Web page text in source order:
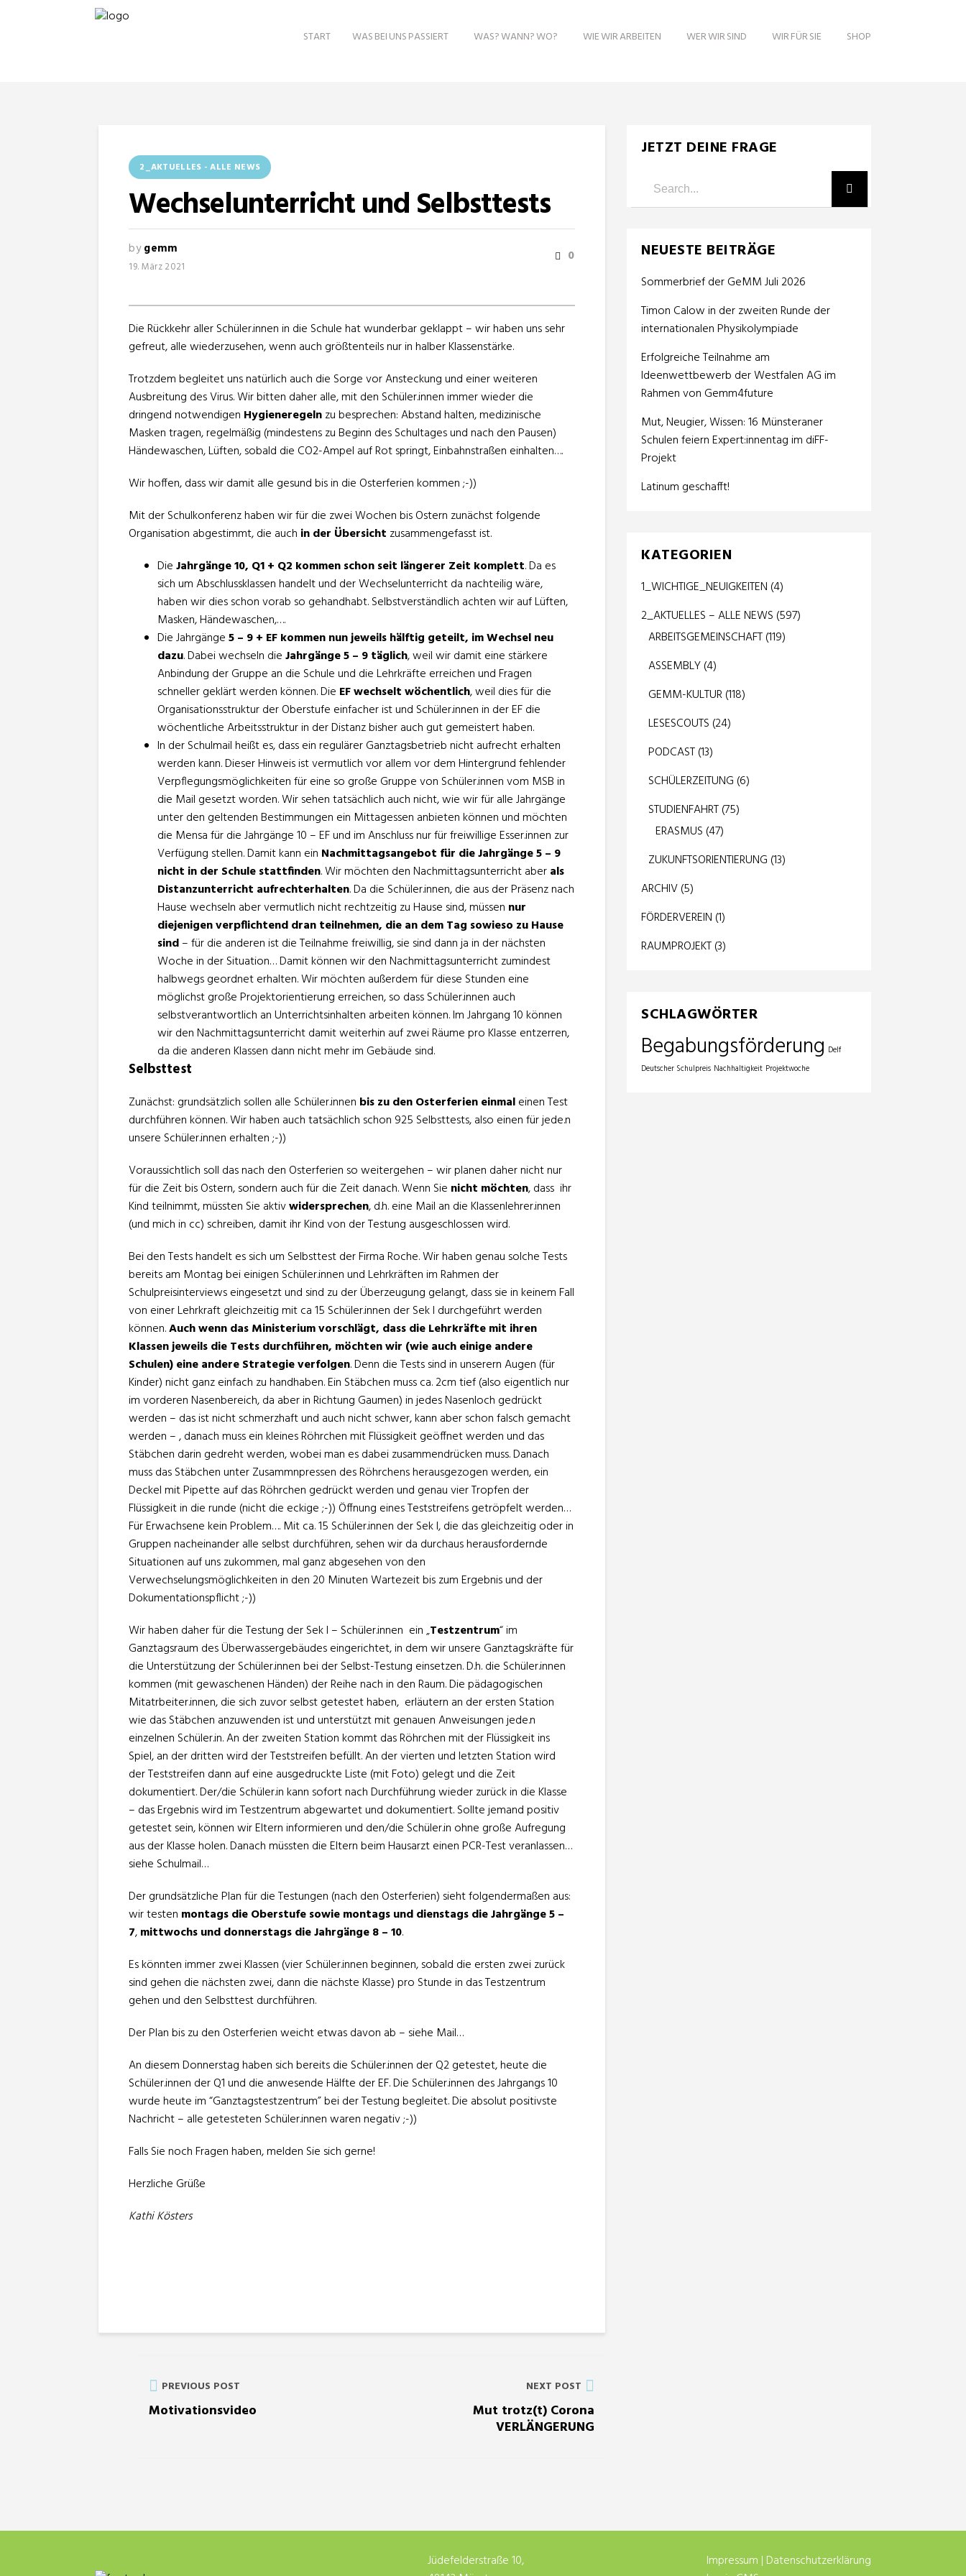
START WAS BEI UNS PASSIERT WAS? WANN? WO? WIE WIR ARBEITEN WER WIR SIND WIR FÜR SIE SHOP
2_AKTUELLES - ALLE NEWS
Wechselunterricht und Selbsttests
bygemm
19. März 2021
0
Die Rückkehr aller Schüler.innen in die Schule hat wunderbar geklappt – wir haben uns sehr
gefreut, alle wiederzusehen, wenn auch größtenteils nur in halber Klassenstärke.
Trotzdem begleitet uns natürlich auch die Sorge vor Ansteckung und einer weiteren
Ausbreitung des Virus. Wir bitten daher alle, mit den Schüler.innen immer wieder die
dringend notwendigen Hygieneregelnzu besprechen: Abstand halten, medizinische
Masken tragen, regelmäßig (mindestens zu Beginn des Schultages und nach den Pausen)
Händewaschen, Lüften, sobald die CO2-Ampel auf Rot springt, Einbahnstraßen einhalten….
Wir hoffen, dass wir damit alle gesund bis in die Osterferien kommen ;-))
Mit der Schulkonferenz haben wir für die zwei Wochen bis Ostern zunächst folgende
Organisation abgestimmt, die auch in der Übersicht zusammengefasst ist.
DieJahrgänge 10, Q1 + Q2 kommen schon seit längerer Zeit komplett. Da es
sich um Abschlussklassen handelt und der Wechselunterricht da nachteilig wäre,
haben wir dies schon vorab so gehandhabt. Selbstverständlich achten wir auf Lüften,
Masken, Händewaschen,….
Die Jahrgänge5 – 9 + EF kommen nun jeweils hälftig geteilt, im Wechsel neu
dazu. Dabei wechseln dieJahrgänge 5 – 9 täglich, weil wir damit eine stärkere
Anbindung der Gruppe an die Schule und die Lehrkräfte erreichen und Fragen
schneller geklärt werden können. Die EF wechselt wöchentlich, weil dies für die
Organisationsstruktur der Oberstufe einfacher ist und Schüler.innen in der EF die
wöchentliche Arbeitsstruktur in der Distanz bisher auch gut gemeistert haben.
In der Schulmail heißt es, dass ein regulärer Ganztagsbetrieb nicht aufrecht erhalten
werden kann. Dieser Hinweis ist vermutlich vor allem vor dem Hintergrund fehlender
Verpflegungsmöglichkeiten für eine so große Gruppe von Schüler.innen vom MSB in
die Mail gesetzt worden. Wir sehen tatsächlich auch nicht, wie wir für alle Jahrgänge
unter den geltenden Bestimmungen ein Mittagessen anbieten können und möchten
die Mensa für die Jahrgänge 10 – EF und im Anschluss nur für freiwillige Esser.innen zur
Verfügung stellen. Damit kann ein Nachmittagsangebot für die Jahrgänge 5 – 9
nicht in der Schule stattfinden. Wir möchten den Nachmittagsunterricht aberals
Distanzunterricht aufrechterhalten. Da die Schüler.innen, die aus der Präsenz nach
Hause wechseln aber vermutlich nicht rechtzeitig zu Hause sind, müssen nur
diejenigen verpflichtend dran teilnehmen, die an dem Tag sowieso zu Hause
sind– für die anderen ist die Teilnahme freiwillig, sie sind dann ja in der nächsten
Woche in der Situation… Damit können wir den Nachmittagsunterricht zumindest
halbwegs geordnet erhalten. Wir möchten außerdem für diese Stunden eine
möglichst große Projektorientierung erreichen, so dass Schüler.innen auch
selbstverantwortlich an Unterrichtsinhalten arbeiten können. Im Jahrgang 10 können
wir den Nachmittagsunterricht damit weiterhin auf zwei Räume pro Klasse entzerren,
da die anderen Klassen dann nicht mehr im Gebäude sind.
Selbsttest
Zunächst: grundsätzlich sollen alle Schüler.innen bis zu den Osterferien einmaleinen Test
durchführen können. Wir haben auch tatsächlich schon 925 Selbsttests, also einen für jede.n
unsere Schüler.innen erhalten ;-))
Voraussichtlich soll das nach den Osterferien so weitergehen – wir planen daher nicht nur
für die Zeit bis Ostern, sondern auch für die Zeit danach. Wenn Sie nicht möchten, dass ihr
Kind teilnimmt, müssten Sie aktivwidersprechen, d.h. eine Mail an die Klassenlehrer.innen
(und mich in cc) schreiben, damit ihr Kind von der Testung ausgeschlossen wird.
Bei den Tests handelt es sich um Selbsttest der Firma Roche. Wir haben genau solche Tests
bereits am Montag bei einigen Schüler.innen und Lehrkräften im Rahmen der
Schulpreisinterviews eingesetzt und sind zu der Überzeugung gelangt, dass sie in keinem Fall
von einer Lehrkraft gleichzeitig mit ca 15 Schüler.innen der Sek I durchgeführt werden
können.Auch wenn das Ministerium vorschlägt, dass die Lehrkräfte mit ihren
Klassen jeweils die Tests durchführen, möchten wir (wie auch einige andere
Schulen) eine andere Strategie verfolgen. Denn die Tests sind in unserern Augen (für
Kinder) nicht ganz einfach zu handhaben. Ein Stäbchen muss ca. 2cm tief (also eigentlich nur
im vorderen Nasenbereich, da aber in Richtung Gaumen) in jedes Nasenloch gedrückt
werden – das ist nicht schmerzhaft und auch nicht schwer, kann aber schon falsch gemacht
werden – , danach muss ein kleines Röhrchen mit Flüssigkeit geöffnet werden und das
Stäbchen darin gedreht werden, wobei man es dabei zusammendrücken muss. Danach
muss das Stäbchen unter Zusammnpressen des Röhrchens herausgezogen werden, ein
Deckel mit Pipette auf das Röhrchen gedrückt werden und genau vier Tropfen der
Flüssigkeit in die runde (nicht die eckige ;-)) Öffnung eines Teststreifens getröpfelt werden…
Für Erwachsene kein Problem…. Mit ca. 15 Schüler.innen der Sek I, die das gleichzeitig oder in
Gruppen nacheinander alle selbst durchführen, sehen wir da durchaus herausfordernde
Situationen auf uns zukommen, mal ganz abgesehen von den
Verwechselungsmöglichkeiten in den 20 Minuten Wartezeit bis zum Ergebnis und der
Dokumentationspflicht ;-))
Wir haben daher für die Testung der Sek I – Schüler.innen ein „Testzentrum“ im
Ganztagsraum des Überwassergebäudes eingerichtet, in dem wir unsere Ganztagskräfte für
die Unterstützung der Schüler.innen bei der Selbst-Testung einsetzen. D.h. die Schüler.innen
kommen (mit gewaschenen Händen) der Reihe nach in den Raum. Die pädagogischen
Mitatrbeiter.innen, die sich zuvor selbst getestet haben, erläutern an der ersten Station
wie das Stäbchen anzuwenden ist und unterstützt mit genauen Anweisungen jede.n
einzelnen Schüler.in. An der zweiten Station kommt das Röhrchen mit der Flüssigkeit ins
Spiel, an der dritten wird der Teststreifen befüllt. An der vierten und letzten Station wird
der Teststreifen dann auf eine ausgedruckte Liste (mit Foto) gelegt und die Zeit
dokumentiert. Der/die Schüler.in kann sofort nach Durchführung wieder zurück in die Klasse
– das Ergebnis wird im Testzentrum abgewartet und dokumentiert. Sollte jemand positiv
getestet sein, können wir Eltern informieren und den/die Schüler.in ohne große Aufregung
aus der Klasse holen. Danach müssten die Eltern beim Hausarzt einen PCR-Test veranlassen…
siehe Schulmail…
Der grundsätzliche Plan für die Testungen (nach den Osterferien) sieht folgendermaßen aus:
wir testen montags die Oberstufe sowie montags und dienstags die Jahrgänge 5 –
7,mittwochs und donnerstags die Jahrgänge 8 – 10.
Es könnten immer zwei Klassen (vier Schüler.innen beginnen, sobald die ersten zwei zurück
sind gehen die nächsten zwei, dann die nächste Klasse) pro Stunde in das Testzentrum
gehen und den Selbsttest durchführen.
Der Plan bis zu den Osterferien weicht etwas davon ab – siehe Mail…
An diesem Donnerstag haben sich bereits die Schüler.innen der Q2 getestet, heute die
Schüler.innen der Q1 und die anwesende Hälfte der EF. Die Schüler.innen des Jahrgangs 10
wurde heute im “Ganztagstestzentrum” bei der Testung begleitet. Die absolut positivste
Nachricht – alle getesteten Schüler.innen waren negativ ;-))
Falls Sie noch Fragen haben, melden Sie sich gerne!
Herzliche Grüße
Kathi Kösters
PREVIOUS POST
Motivationsvideo
NEXT POST
Mut trotz(t) Corona
VERLÄNGERUNG
JETZT DEINE FRAGE
NEUESTE BEITRÄGE
Sommerbrief der GeMM Juli 2026
Timon Calow in der zweiten Runde der
internationalen Physikolympiade
Erfolgreiche Teilnahme am
Ideenwettbewerb der Westfalen AG im
Rahmen von Gemm4future
Mut, Neugier, Wissen: 16 Münsteraner
Schulen feiern Expert:innentag im diFF-
Projekt
Latinum geschafft!
KATEGORIEN
1_WICHTIGE_NEUIGKEITEN (4)
2_AKTUELLES – ALLE NEWS (597)
ARBEITSGEMEINSCHAFT(119)
ASSEMBLY(4)
GEMM-KULTUR(118)
LESESCOUTS (24)
PODCAST(13)
SCHÜLERZEITUNG (6)
STUDIENFAHRT(75)
ERASMUS (47)
ZUKUNFTSORIENTIERUNG (13)
ARCHIV(5)
FÖRDERVEREIN (1)
RAUMPROJEKT(3)
SCHLAGWÖRTER
Begabungsförderung Delf
Deutscher Schulpreis Nachhaltigkeit Projektwoche
Jüdefelderstraße 10,
Impressum | Datenschutzerklärung